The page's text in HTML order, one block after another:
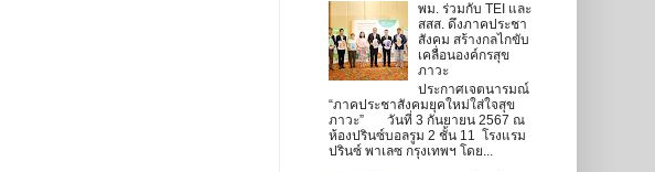
พม. ร่วมกับ TEI และ
สสส. ดึงภาคประชา
สังคม สร้างกลไกขับ
เคลื่อนองค์กรสุข
ภาวะ
ประกาศเจตนารมณ์
“ภาคประชาสังคมยุคใหม่ใส่ใจสุข
ภาวะ” วันที่ 3 กันยายน 2567 ณ
ห้องปรินซ์บอลรูม 2 ชั้น 11 โรงแรม
ปรินซ์ พาเลซ กรุงเทพฯ โดย...